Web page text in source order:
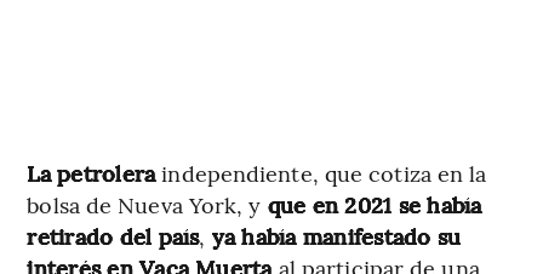
La petroleraindependiente, que cotiza en la
bolsa de Nueva York, y que en 2021 se había
retirado del país, ya había manifestado su
interés en Vaca Muertaal participar de una